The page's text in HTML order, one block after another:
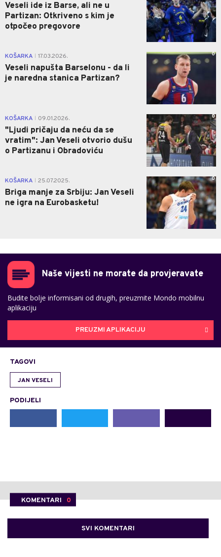
Veseli ide iz Barse, ali ne u
Partizan: Otkriveno s kim je
otpočeo pregovore
KOŠARKA 17.03.2026.
Veseli napušta Barselonu - da li
je naredna stanica Partizan?
0
KOŠARKA 09.01.2026.
"Ljudi pričaju da neću da se
vratim": Jan Veseli otvorio dušu
o Partizanu i Obradoviću
0
KOŠARKA 25.07.2025.
Briga manje za Srbiju: Jan Veseli
ne igra na Eurobasketu!
0
Naše vijesti ne morate da provjeravate
Budite bolje informisani od drugih, preuzmite Mondo mobilnu
aplikaciju
PREUZMI APLIKACIJU
TAGOVI
JAN VESELI
PODIJELI
KOMENTARI 0
SVI KOMENTARI